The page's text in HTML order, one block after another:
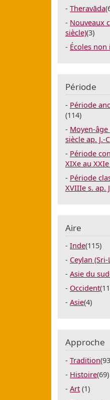
Theravāda
Nouveaux
siècle)(3)
Écoles
Période
Période
(114)
Moyen-
siècle ap. J.-
Période
XIXe au
Période
XVIIIe s. ap.
Aire
Inde(115)
Ceylan
Asie du
Occident
Asie(4)
Approche
Tradition
Histoire(69)
Art (1)